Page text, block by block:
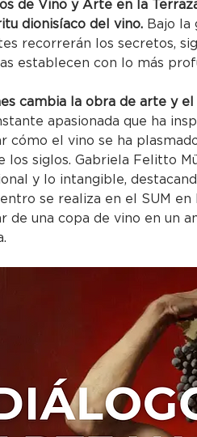
de Vino y Arte en la
dionisíaco del vino. Bajo la
recorrerán los secretos,
establecen con lo más
cambia la obra de arte y
apasionada que ha
cómo el vino se ha
los siglos. Gabriela Felitto
y lo intangible,
se realiza en el SUM
de una copa de vino en un